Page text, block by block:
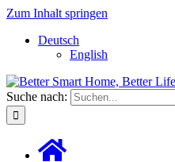
Zum Inhalt springen
Deutsch
English
Suche nach: